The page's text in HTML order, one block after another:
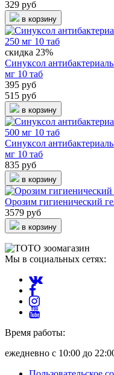
329 руб
в корзину
скидка 23%
Синуксол
мг 10 таб
395 руб
515 руб
в корзину
Синуксол
мг 10 таб
835 руб
в корзину
Орозим гигиенический
3579 руб
в корзину
Мы в социальных сетях:
Время работы:
ежедневно с 10:00 до